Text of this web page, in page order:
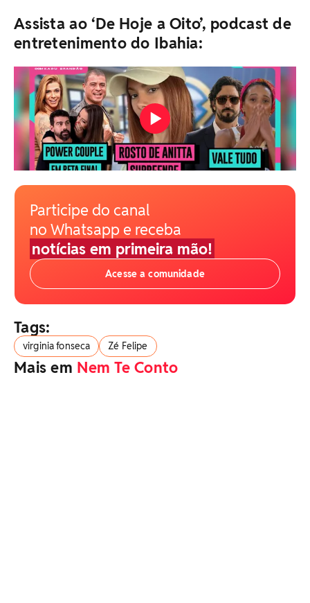
Assista ao ‘De Hoje a Oito’, podcast de
entretenimento do Ibahia:
Participe do canal
no Whatsapp e receba
notícias em primeira mão!
Acesse a comunidade
Tags:
virginia fonseca Zé Felipe
Mais em Nem Te Conto